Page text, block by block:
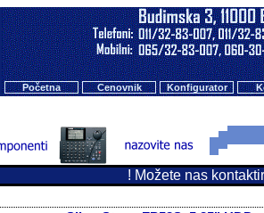
Početna Cenovnik Konfigurator
! Možete nas